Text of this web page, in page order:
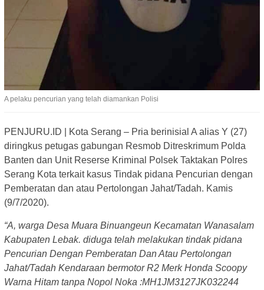
A pelaku pencurian yang telah diamankan Polisi
PENJURU.ID | Kota Serang – Pria berinisial A alias Y (27)
diringkus petugas gabungan Resmob Ditreskrimum Polda
Banten dan Unit Reserse Kriminal Polsek Taktakan Polres
Serang Kota terkait kasus Tindak pidana Pencurian dengan
Pemberatan dan atau Pertolongan Jahat/Tadah. Kamis
(9/7/2020).
“A, warga Desa Muara Binuangeun Kecamatan Wanasalam
Kabupaten Lebak. diduga telah melakukan tindak pidana
Pencurian Dengan Pemberatan Dan Atau Pertolongan
Jahat/Tadah Kendaraan bermotorR2 Merk Honda Scoopy
Warna Hitam tanpa Nopol Noka :MH1JM3127JK032244